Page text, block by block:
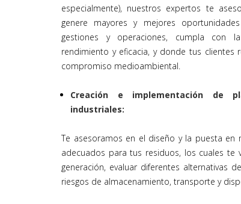
especialmente), nuestros expertos te
genere mayores y mejores
gestiones y operaciones, cumpla con
rendimiento y eficacia, y donde tus
compromiso medioambiental.
Creación e implementación de
industriales:
Te asesoramos en el diseño y la puesta
adecuados para tus residuos, los cuales
generación, evaluar diferentes alternativas
riesgos de almacenamiento, transporte y